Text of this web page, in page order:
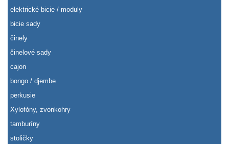
elektrické bicie / moduly
bicie sady
činely
činelové sady
cajon
bongo / djembe
perkusie
Xylofóny, zvonkohry
tamburíny
stoličky